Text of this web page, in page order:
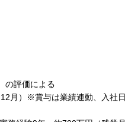
の評価による
月）※賞与は業績連動、入社